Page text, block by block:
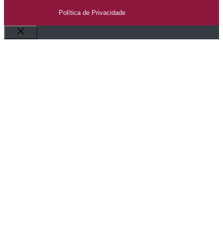
Política de Privacidade
Fechar